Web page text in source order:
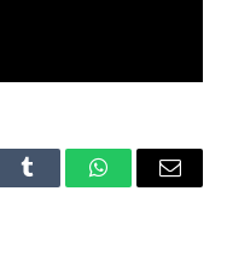
Tumblr WhatsAppEmail